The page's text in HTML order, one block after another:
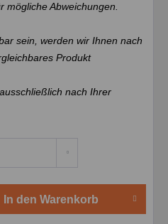
mögliche Abweichungen.
sein, werden wir Ihnen nach
Produkt
nach Ihrer
In den Warenkorb